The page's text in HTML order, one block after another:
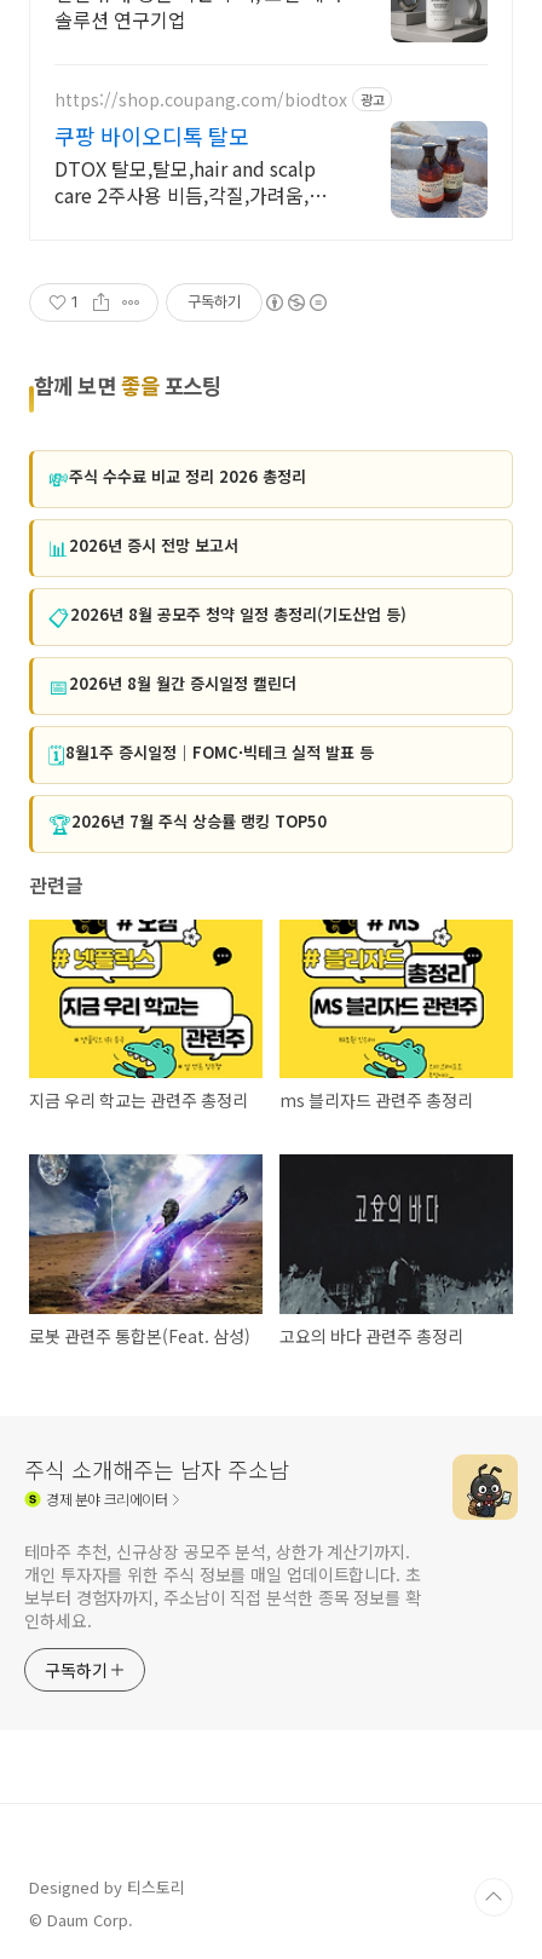
솔루션 연구기업
https://shop.coupang.com/biodtox 광고
쿠팡 바이오디톡 탈모
DTOX 탈모,탈모,hair and scalp
care 2주사용 비듬,각질,가려움,탈
1 구독하기
함께 보면 좋을포스팅
💸주식 수수료 비교 정리 2026 총정리
📊 2026년 증시 전망 보고서
📋2026년 8월 공모주 청약 일정 총정리(기도산업 등)
📅2026년 8월 월간 증시일정 캘린더
🗓️8월1주 증시일정｜FOMC·빅테크 실적 발표 등
🏆2026년 7월 주식 상승률 랭킹 TOP50
관련글
지금 우리 학교는 관련주 총정리 ms 블리자드 관련주 총정리
로봇 관련주 통합본(Feat. 삼성) 고요의 바다 관련주 총정리
주식 소개해주는 남자 주소남
경제분야 크리에이터
테마주 추천, 신규상장 공모주 분석, 상한가 계산기까지.
개인 투자자를 위한 주식 정보를 매일 업데이트합니다. 초
보부터 경험자까지, 주소남이 직접 분석한 종목 정보를 확
인하세요.
구독하기
Designed by 티스토리
© Daum Corp.